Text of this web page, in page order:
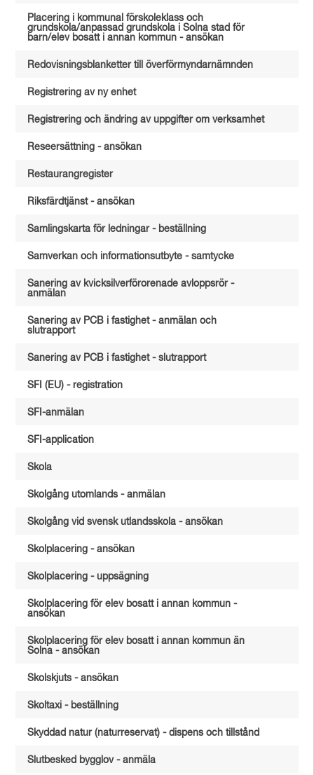
Placering i kommunal förskoleklass och
grundskola/anpassad grundskola i Solna stad för
barn/elev bosatt i annan kommun - ansökan
Redovisningsblanketter till överförmyndarnämnden
Registrering av ny enhet
Registrering och ändring av uppgifter om verksamhet
Reseersättning - ansökan
Restaurangregister
Riksfärdtjänst - ansökan
Samlingskarta för ledningar - beställning
Samverkan och informationsutbyte - samtycke
Sanering av kvicksilverförorenade avloppsrör -
anmälan
Sanering av PCB i fastighet - anmälan och
slutrapport
Sanering av PCB i fastighet - slutrapport
SFI (EU) - registration
SFI-anmälan
SFI-application
Skola
Skolgång utomlands - anmälan
Skolgång vid svensk utlandsskola - ansökan
Skolplacering - ansökan
Skolplacering - uppsägning
Skolplacering för elev bosatt i annan kommun -
ansökan
Skolplacering för elev bosatt i annan kommun än
Solna - ansökan
Skolskjuts - ansökan
Skoltaxi - beställning
Skyddad natur (naturreservat) - dispens och tillstånd
Slutbesked bygglov - anmäla